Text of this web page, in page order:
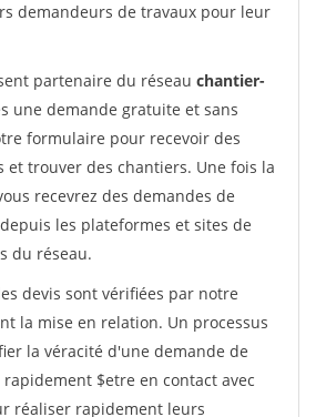
demandeurs de travaux pour leur
partenaire du réseau chantier-
une demande gratuite et sans
formulaire pour recevoir des
et trouver des chantiers. Une fois la
recevrez des demandes de
les plateformes et sites de
du réseau.
devis sont vérifiées par notre
la mise en relation. Un processus
la véracité d'une demande de
rapidement $etre en contact avec
réaliser rapidement leurs